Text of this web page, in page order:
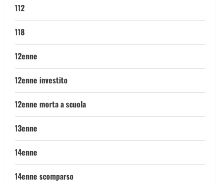
112
118
12enne
12enne investito
12enne morta a scuola
13enne
14enne
14enne scomparso